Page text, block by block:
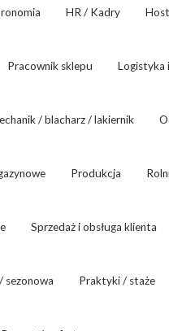
HR / Kadry
Pracownik sklepu Logistyka
/ blacharz / lakiernik
Produkcja
Sprzedaż i obsługa klienta
sezonowa Praktyki / staże